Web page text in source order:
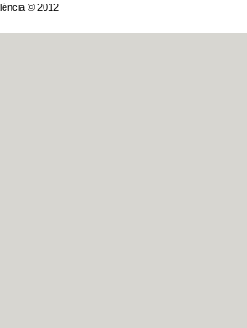
© 2012